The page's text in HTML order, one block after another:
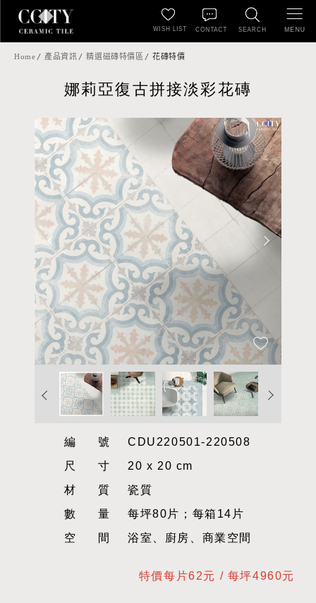
SEARCH
WISH LIST CONTACT MENU
Home 產品資訊 精選磁磚特價區 花磚特價
娜莉亞復古拼接淡彩花磚
編號CDU220501-220508
尺寸20 x 20 cm
材質瓷質
數量每坪80片；每箱14片
空間浴室、廚房、商業空間
特價每片62元 / 每坪4960元